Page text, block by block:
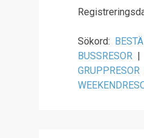
Sökord:
BUSSRESOR |
GRUPPRESOR